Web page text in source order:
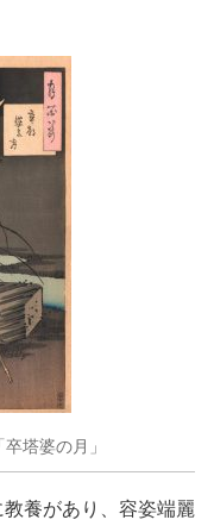
塔婆の月」
養があり、容姿端麗